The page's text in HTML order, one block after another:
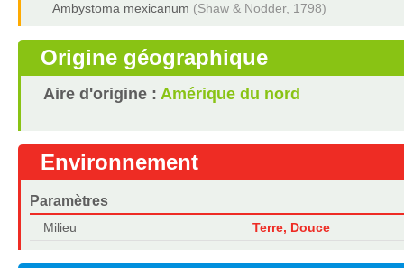
Ambystoma mexicanum (Shaw & Nodder, 1798)
Origine géographique
Aire d'origine : Amérique du nord
Environnement
Paramètres
Milieu Terre, Douce